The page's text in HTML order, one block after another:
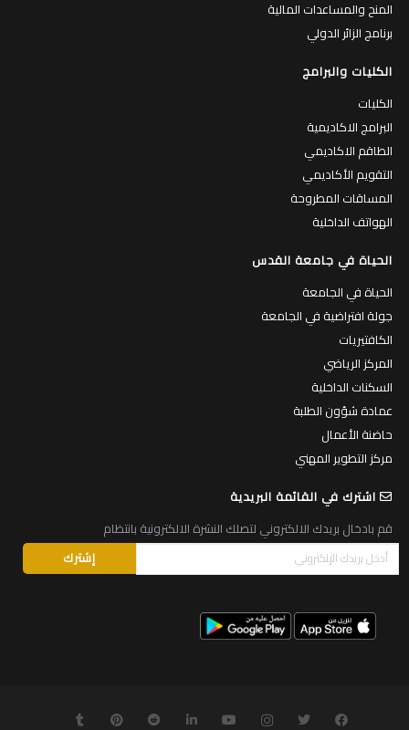
المنح والمساعدات المالية
برنامج الزائر الدولي
الكليات والبرامج
الكليات
البرامج الاكاديمية
الطاقم الاكاديمي
التقويم الأكاديمي
المساقات المطروحة
الهواتف الداخلية
الحياة في جامعة القدس
الحياة في الجامعة
جولة افتراضية في الجامعة
الكافتيريات
المركز الرياضي
السكنات الداخلية
عمادة شؤون الطلبة
حاضنة الأعمال
مركز التطوير المهني
اشترك في القائمة البريدية
قم بادخال بريدك الالكتروني لتصلك النشرة الالكترونية بانتظام